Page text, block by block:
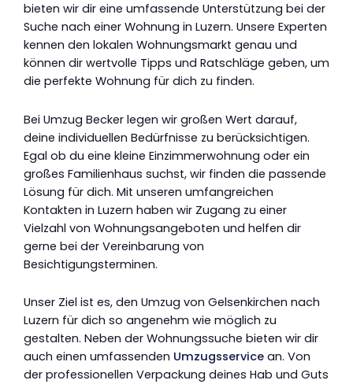
bieten wir dir eine umfassende Unterstützung bei der
Suche nach einer Wohnung in Luzern. Unsere Experten
kennen den lokalen Wohnungsmarkt genau und
können dir wertvolle Tipps und Ratschläge geben, um
die perfekte Wohnung für dich zu finden.
Bei Umzug Becker legen wir großen Wert darauf,
deine individuellen Bedürfnisse zu berücksichtigen.
Egal ob du eine kleine Einzimmerwohnung oder ein
großes Familienhaus suchst, wir finden die passende
Lösung für dich. Mit unseren umfangreichen
Kontakten in Luzern haben wir Zugang zu einer
Vielzahl von Wohnungsangeboten und helfen dir
gerne bei der Vereinbarung von
Besichtigungsterminen.
Unser Ziel ist es, den Umzug von Gelsenkirchen nach
Luzern für dich so angenehm wie möglich zu
gestalten. Neben der Wohnungssuche bieten wir dir
auch einen umfassenden Umzugsservice an. Von
der professionellen Verpackung deines Hab und Guts